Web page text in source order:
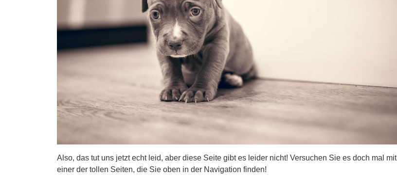
Also, das tut uns jetzt echt leid, aber diese Seite gibt es leider nicht! Versuchen Sie es doch mal mit
einer der tollen Seiten, die Sie oben in der Navigation finden!